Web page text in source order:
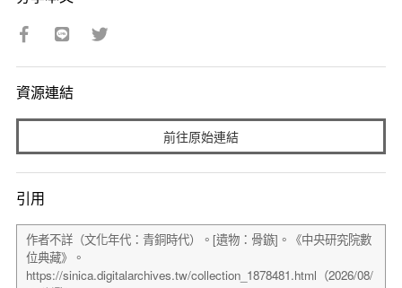
資源連結
前往原始連結
引用